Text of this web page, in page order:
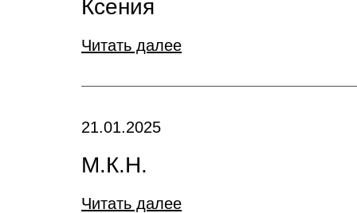
Ксения
Читать далее
21.01.2025
М.К.Н.
Читать далее